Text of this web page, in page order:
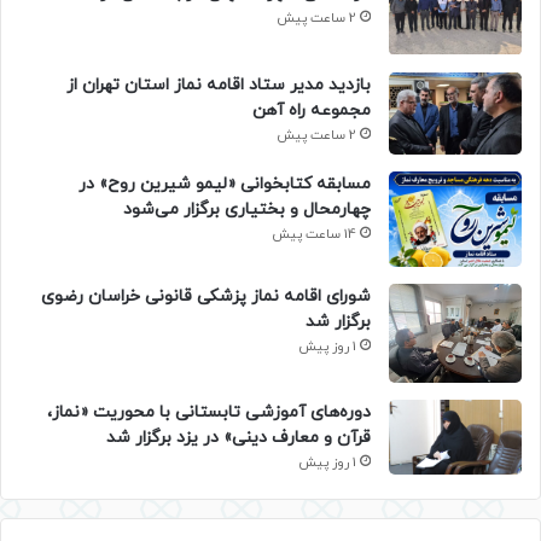
2 ساعت پیش
بازدید مدیر ستاد اقامه نماز استان تهران از
مجموعه راه آهن
2 ساعت پیش
مسابقه کتابخوانی «لیمو شیرین روح» در
چهارمحال و بختیاری برگزار می‌شود
14 ساعت پیش
شورای اقامه نماز پزشکی قانونی خراسان رضوی
برگزار شد
1 روز پیش
دوره‌های آموزشی تابستانی با محوریت «نماز،
قرآن و معارف دینی» در یزد برگزار شد
1 روز پیش